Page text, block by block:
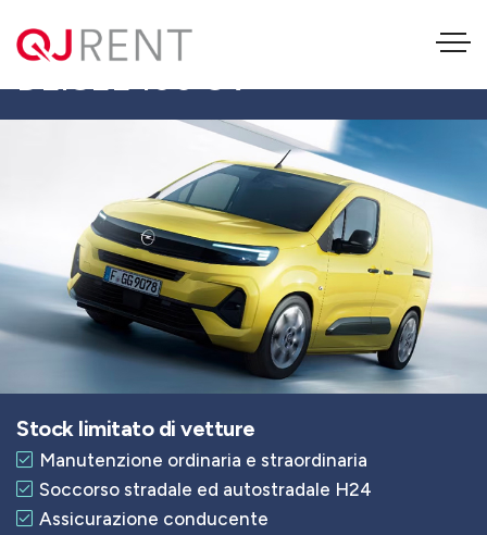
OPEL COMBO CARGO 1.5
DEISEL 100 CV
Stock limitato di vetture
Manutenzione ordinaria e straordinaria
Soccorso stradale ed autostradale H24
Assicurazione conducente